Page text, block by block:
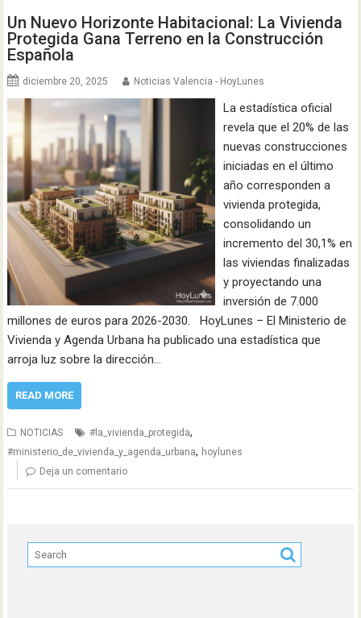
Un Nuevo Horizonte Habitacional: La Vivienda
Protegida Gana Terreno en la Construcción
Española
diciembre 20, 2025 Noticias Valencia - HoyLunes
La estadística oficial
revela que el 20% de las
nuevas construcciones
iniciadas en el último
año corresponden a
vivienda protegida,
consolidando un
incremento del 30,1% en
las viviendas finalizadas
y proyectando una
inversión de 7.000
millones de euros para 2026-2030. HoyLunes – El Ministerio de
Vivienda y Agenda Urbana ha publicado una estadística que
arroja luz sobre la dirección…
READ MORE
NOTICIAS #la_vivienda_protegida,
#ministerio_de_vivienda_y_agenda_urbana, hoylunes
Deja un comentario